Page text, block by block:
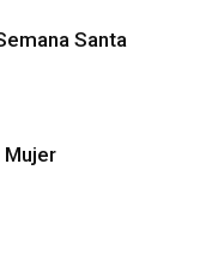
Santa
Mujer